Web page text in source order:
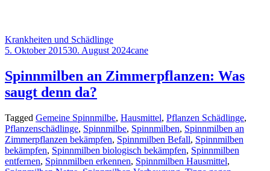
Krankheiten und Schädlinge
5. Oktober 201530. August 2024cane
Spinnmilben an Zimmerpflanzen: Was
saugt denn da?
Tagged Gemeine Spinnmilbe, Hausmittel, Pflanzen Schädlinge,
Pflanzenschädlinge, Spinnmilbe, Spinnmilben, Spinnmilben an
Zimmerpflanzen bekämpfen, Spinnmilben Befall, Spinnmilben
bekämpfen, Spinnmilben biologisch bekämpfen, Spinnmilben
entfernen, Spinnmilben erkennen, Spinnmilben Hausmittel,